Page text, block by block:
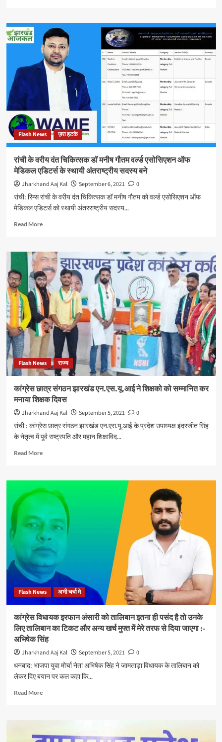
आशियाना
प्रति
किलोमीटर
के
हिसाब
से
हमारा
ट्रक
भाड़ा
तय
करें
जिला
प्रशासन:
कोयलांचल
ट्रक
ओनर
एसोसिएशन
Flash News ज़रा हटके
रांची के वरीय दंत चिकित्सक डॉ मनीष गौतम वर्ल्ड एसोसिएशन ऑफ
मेडिकल एडिटर्स के स्थायी अंतराष्ट्रीय सदस्य बने
Jharkhand Aaj Kal September 6, 2021
0
रांची: रिम्स रांची के वरीय दंत चिकित्सक डॉ मनीष गौतम को वर्ल्ड एसोसिएशन ऑफ
मेडिकल एडिटर्स को स्थायी अंतरराष्ट्रीय सदस्य...
Read MoreRead
रांची
के
वरीय
दंत
चिकित्सक
डॉ
मनीष
गौतम
वर्ल्ड
एसोसिएशन
ऑफ
मेडिकल
एडिटर्स
के
अंतराष्ट्रीय
सदस्य
बने
Flash News राज्य
कांग्रेस छात्र संगठन झारखंड एन.एस.यू.आई ने शिक्षको को सम्मानित कर
मनाया शिक्षक दिवस
Jharkhand Aaj Kal September 5, 2021
0
रांची : कांग्रेस छात्र संगठन झारखंड एन.एस.यू.आई के प्रदेश उपाध्यक्ष इंदरजीत सिंह
के नेतृत्व में पूर्व राष्ट्रपति और महान शिक्षाविद...
Read MoreRead
कांग्रेस
छात्र
संगठन
झारखंड
एन.एस.यू.आई
शिक्षको
को
सम्मानित
कर
मनाया
शिक्षक
दिवस
Flash News अभी चर्चा मे
कांग्रेस विधायक इरफान अंसारी को तालिबान इतना ही पसंद है तो उनके
लिए तालिबान का टिकट और अन्य खर्च मुफ्त में मेरे तरफ से दिया जाएगा :-
अभिषेक सिंह
Jharkhand Aaj Kal September 5, 2021
0
धनबाद: भाजपा युवा मोर्चा नेता अभिषेक सिंह ने जामताड़ा विधायक के तालिबान को
लेकर दिए बयान पर कल कहा कि...
Read MoreRead
इरफान